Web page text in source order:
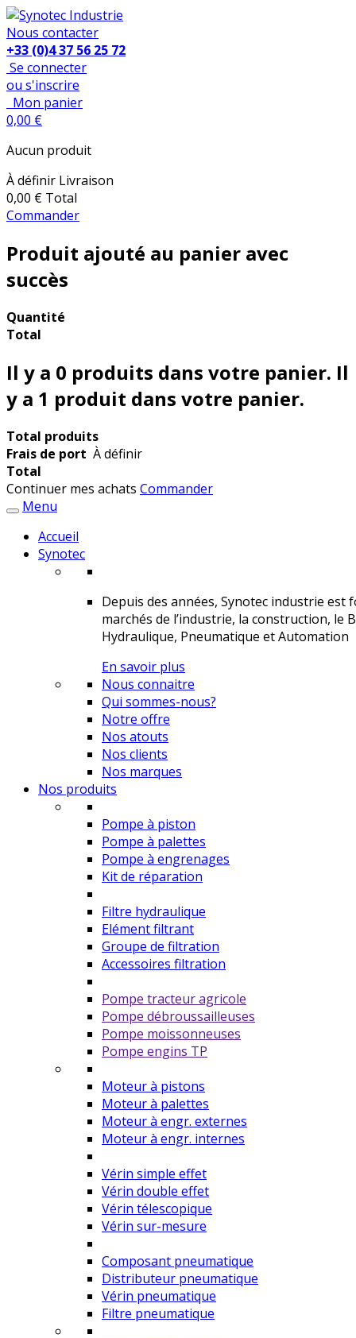
Nous contacter
+33 (0)4 37 56 25 72
Se connecter
ou s'inscrire
Mon panier
0,00 €
Aucun produit
À définir Livraison
0,00 € Total
Commander
Produit ajouté au panier avec
succès
Quantité
Total
Il y a 0 produits dans votre panier. Il
y a 1 produit dans votre panier.
Total produits
Frais de port À définir
Total
Continuer mes achats Commander
Menu
Accueil
Synotec
Depuis des années, Synotec industrie
marchés de l’industrie, la construction, le
Hydraulique, Pneumatique et Automation
En savoir plus
Nous connaitre
Qui sommes-nous?
Notre offre
Nos atouts
Nos clients
Nos marques
Nos produits
Pompe à piston
Pompe à palettes
Pompe à engrenages
Kit de réparation
Filtre hydraulique
Elément filtrant
Groupe de filtration
Accessoires filtration
Pompe tracteur agricole
Pompe débroussailleuses
Pompe moissonneuses
Pompe engins TP
Moteur à pistons
Moteur à palettes
Moteur à engr. externes
Moteur à engr. internes
Vérin simple effet
Vérin double effet
Vérin télescopique
Vérin sur-mesure
Composant pneumatique
Distributeur pneumatique
Vérin pneumatique
Filtre pneumatique